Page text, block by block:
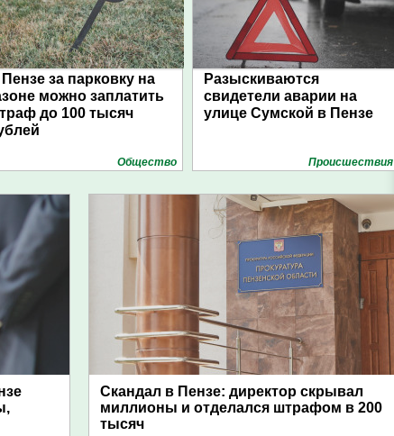
за парковку на
можно заплатить
до 100 тысяч
Общество
Разыскиваются
свидетели аварии на
улице Сумской в Пензе
Проиcшествия
Скандал в Пензе: директор скрывал
миллионы и отделался штрафом в 200
тысяч